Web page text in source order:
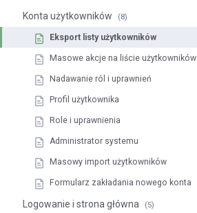
Konta użytkowników (8)
Eksport listy użytkowników
Masowe akcje na liście użytkowników
Nadawanie ról i uprawnień
Profil użytkownika
Role i uprawnienia
Administrator systemu
Masowy import użytkowników
Formularz zakładania nowego konta
Logowanie i strona główna (5)